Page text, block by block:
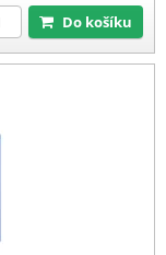
Do košíku